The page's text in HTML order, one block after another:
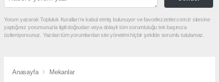
Yorum yazarak Topluluk Kuralları’nı kabul etmiş bulunuyor ve favorilezzetler.com.tr sitesine
yaptığınız yorumunuzla ilgili doğrudan veya dolaylı tüm sorumluluğu tek başınıza
üstleniyorsunuz. Yazılan tüm yorumlardan site yönetimi hiçbir şekilde sorumlu tutulamaz.
Anasayfa Mekanlar